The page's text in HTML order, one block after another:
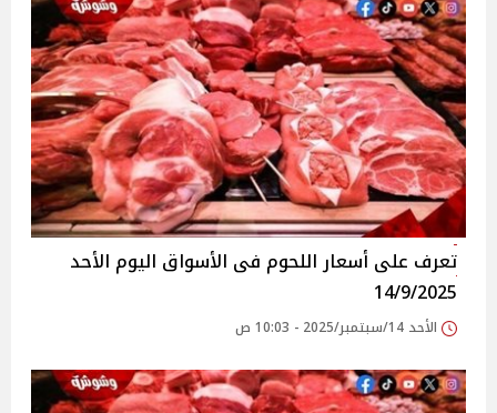
تعرف على أسعار اللحوم فى الأسواق‎‎ اليوم الأحد
14/9/2025
الأحد 14/سبتمبر/2025 - 10:03 ص